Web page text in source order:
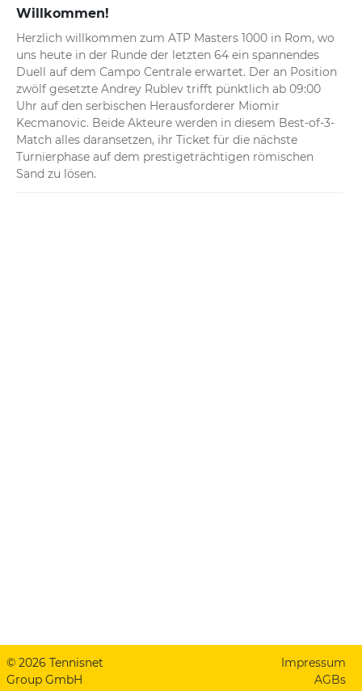
Willkommen!
Herzlich willkommen zum ATP Masters 1000 in Rom, wo
uns heute in der Runde der letzten 64 ein spannendes
Duell auf dem Campo Centrale erwartet. Der an Position
zwölf gesetzte Andrey Rublev trifft pünktlich ab 09:00
Uhr auf den serbischen Herausforderer Miomir
Kecmanovic. Beide Akteure werden in diesem Best-of-3-
Match alles daransetzen, ihr Ticket für die nächste
Turnierphase auf dem prestigeträchtigen römischen
Sand zu lösen.
© 2026 Tennisnet
Group GmbH
Impressum
AGBs